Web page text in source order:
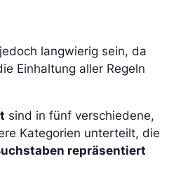
langwierig sein, da
Einhaltung aller Regeln
sind in fünf verschiedene,
Kategorien unterteilt, die
repräsentiert